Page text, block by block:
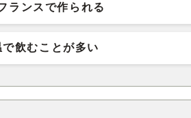
ランスで作られる
で飲むことが多い